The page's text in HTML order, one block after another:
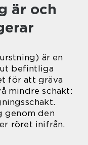
är och
är en
befintliga
för att gräva
mindre schakt:
genom den
röret inifrån.